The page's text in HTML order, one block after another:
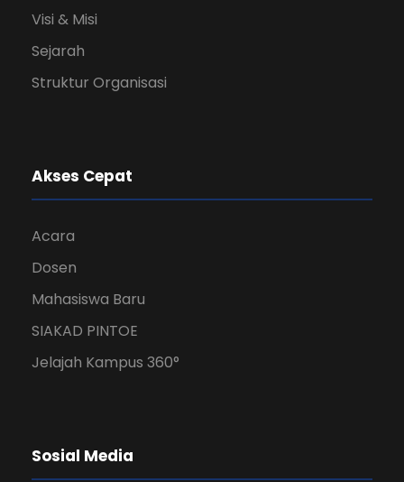
Visi & Misi
Sejarah
Struktur Organisasi
Akses Cepat
Acara
Dosen
Mahasiswa Baru
SIAKAD PINTOE
Jelajah Kampus 360°
Sosial Media